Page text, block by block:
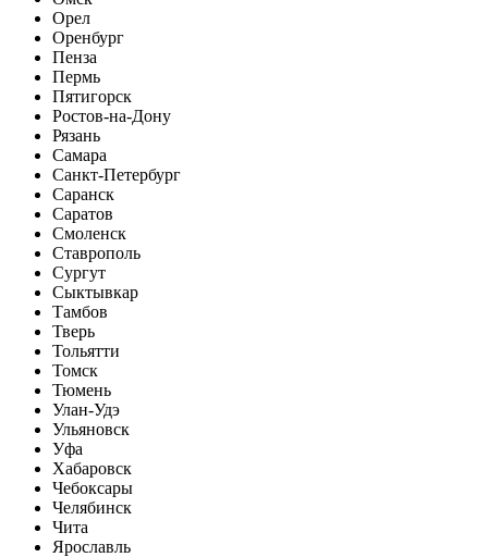
Орел
Оренбург
Пенза
Пермь
Пятигорск
Ростов-на-Дону
Рязань
Самара
Санкт-Петербург
Саранск
Саратов
Смоленск
Ставрополь
Сургут
Сыктывкар
Тамбов
Тверь
Тольятти
Томск
Тюмень
Улан-Удэ
Ульяновск
Уфа
Хабаровск
Чебоксары
Челябинск
Чита
Ярославль